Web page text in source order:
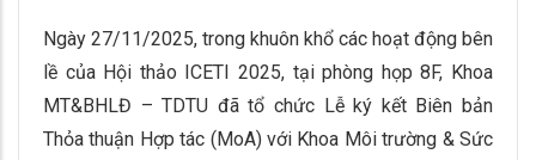
Ngày 27/11/2025, trong khuôn khổ các hoạt động bên
lề của Hội thảo ICETI 2025, tại phòng họp 8F, Khoa
MT&BHLĐ – TDTU đã tổ chức Lễ ký kết Biên bản
Thỏa thuận Hợp tác (MoA) với Khoa Môi trường & Sức